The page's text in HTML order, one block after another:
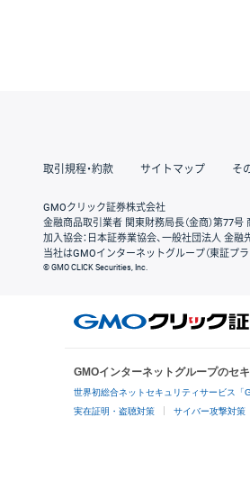
取引規程・約款 サイトマップ そ
GMOクリック証券株式会社
金融商品取引業者 関東財務局長（金商）第77
加入協会：日本証券業協会、一般社団法人 金
当社はGMOインターネットグループ（東証プラ
© GMO CLICK Securities, Inc.
GMOインターネットグループのセ
世界初総合ネットセキュリティサービス「
実在証明・盗聴対策 サイバー攻撃対策